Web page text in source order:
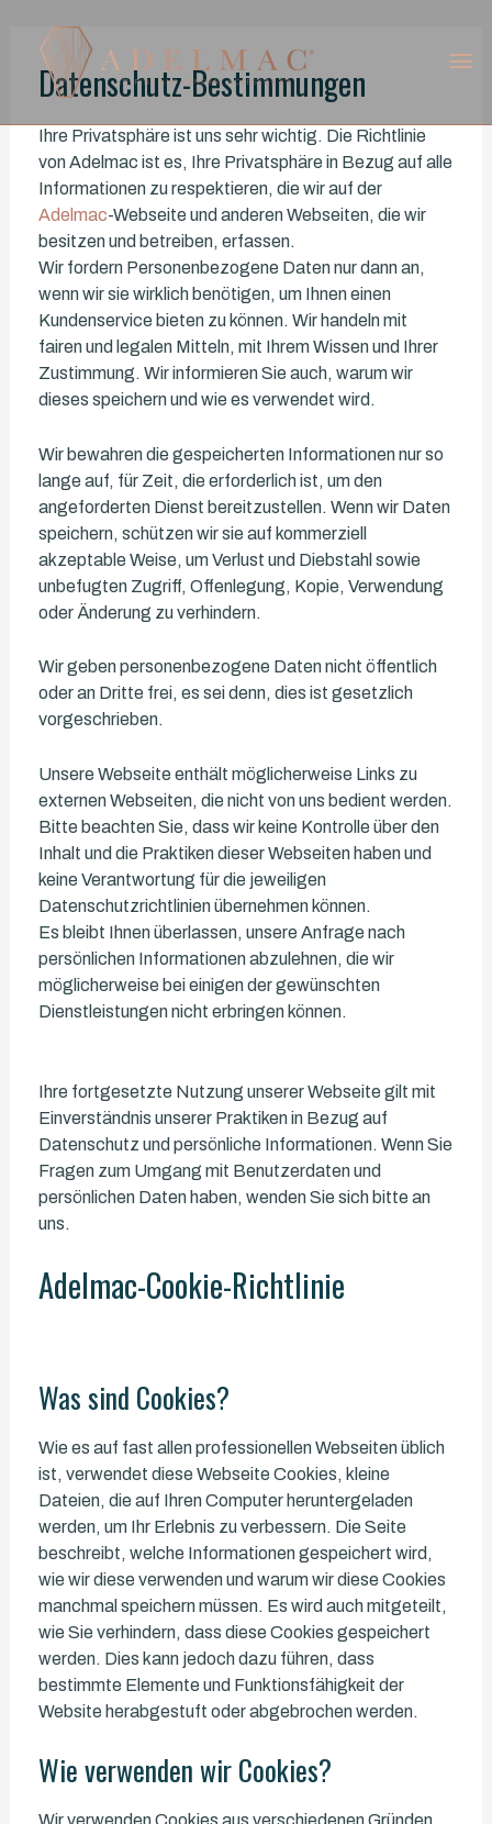
Datenschutz-Bestimmungen
Ihre Privatsphäre ist uns sehr wichtig. Die Richtlinie
von Adelmac ist es, Ihre Privatsphäre in Bezug auf alle
Informationen zu respektieren, die wir auf der
Adelmac-Webseite und anderen Webseiten, die wir
besitzen und betreiben, erfassen.
Wir fordern Personenbezogene Daten nur dann an,
wenn wir sie wirklich benötigen, um Ihnen einen
Kundenservice bieten zu können. Wir handeln mit
fairen und legalen Mitteln, mit Ihrem Wissen und Ihrer
Zustimmung. Wir informieren Sie auch, warum wir
dieses speichern und wie es verwendet wird.
Wir bewahren die gespeicherten Informationen nur so
lange auf, für Zeit, die erforderlich ist, um den
angeforderten Dienst bereitzustellen. Wenn wir Daten
speichern, schützen wir sie auf kommerziell
akzeptable Weise, um Verlust und Diebstahl sowie
unbefugten Zugriff, Offenlegung, Kopie, Verwendung
oder Änderung zu verhindern.
Wir geben personenbezogene Daten nicht öffentlich
oder an Dritte frei, es sei denn, dies ist gesetzlich
vorgeschrieben.
Unsere Webseite enthält möglicherweise Links zu
externen Webseiten, die nicht von uns bedient werden.
Bitte beachten Sie, dass wir keine Kontrolle über den
Inhalt und die Praktiken dieser Webseiten haben und
keine Verantwortung für die jeweiligen
Datenschutzrichtlinien übernehmen können.
Es bleibt Ihnen überlassen, unsere Anfrage nach
persönlichen Informationen abzulehnen, die wir
möglicherweise bei einigen der gewünschten
Dienstleistungen nicht erbringen können.
Ihre fortgesetzte Nutzung unserer Webseite gilt mit
Einverständnis unserer Praktiken in Bezug auf
Datenschutz und persönliche Informationen. Wenn Sie
Fragen zum Umgang mit Benutzerdaten und
persönlichen Daten haben, wenden Sie sich bitte an
uns.
Adelmac-Cookie-Richtlinie
Was sind Cookies?
Wie es auf fast allen professionellen Webseiten üblich
ist, verwendet diese Webseite Cookies, kleine
Dateien, die auf Ihren Computer heruntergeladen
werden, um Ihr Erlebnis zu verbessern. Die Seite
beschreibt, welche Informationen gespeichert wird,
wie wir diese verwenden und warum wir diese Cookies
manchmal speichern müssen. Es wird auch mitgeteilt,
wie Sie verhindern, dass diese Cookies gespeichert
werden. Dies kann jedoch dazu führen, dass
bestimmte Elemente und Funktionsfähigkeit der
Website herabgestuft oder abgebrochen werden.
Wie verwenden wir Cookies?